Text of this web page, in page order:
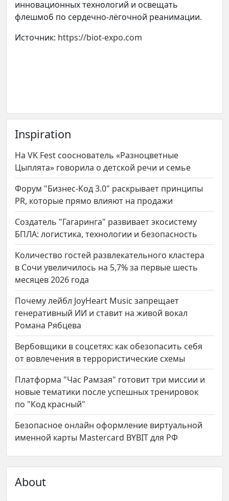
инновационных технологий и освещать
флешмоб по сердечно-лёгочной реанимации.
Источник: https://biot-expo.com
Inspiration
На VK Fest сооснователь «Разноцветные
Цыплята» говорила о детской речи и семье
Форум "Бизнес-Код 3.0" раскрывает принципы
PR, которые прямо влияют на продажи
Создатель "Гагаринга" развивает экосистему
БПЛА: логистика, технологии и безопасность
Количество гостей развлекательного кластера
в Сочи увеличилось на 5,7% за первые шесть
месяцев 2026 года
Почему лейбл JoyHeart Music запрещает
генеративный ИИ и ставит на живой вокал
Романа Рябцева
Вербовщики в соцсетях: как обезопасить себя
от вовлечения в террористические схемы
Платформа "Час Рамзая" готовит три миссии и
новые тематики после успешных тренировок
по "Код красный"
Безопасное онлайн оформление виртуальной
именной карты Mastercard BYBIT для РФ
About